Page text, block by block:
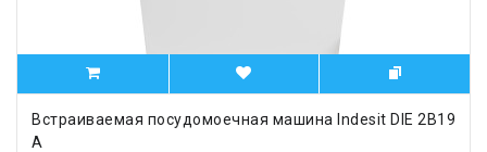
Встраиваемая посудомоечная машина Indesit DIE 2B19
A